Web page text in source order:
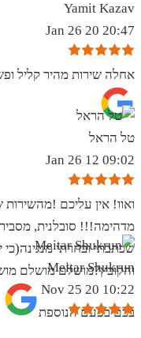
Yamit Kazav
20:47 20 Jan 26
אחלה שירות מהיר קליל
טל הראל
09:02 12 Jan 26
ואוו! אין עליכם
מדהימה!!! סובלנית,
שכתבתי ובחרתי
והקובץ?מושלם מושלם
בכם בפעם הנוספת
Meitar Shukrun
10:22 20 Nov 25